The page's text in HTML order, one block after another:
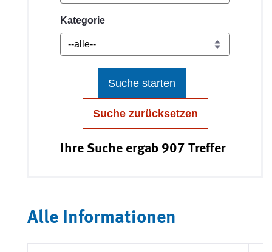
Kategorie
Suche starten
Suche zurücksetzen
Ihre Suche ergab 907 Treffer
Alle Informationen